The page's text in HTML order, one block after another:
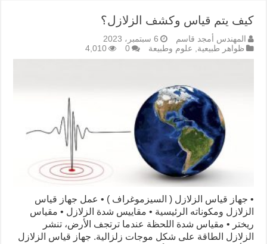
كيف يتم قياس وكشف الزلازل؟
المهندس أمجد قاسم
6 سبتمبر، 2023
ظواهر طبيعية
علوم وطبيعة 0
4,010
• جهاز قياس الزلازل ( السيزموغراف ) • عمل جهاز قياس
الزلازل ومكوناته الرئيسية • مقاييس شدة الزلازل • مقياس
ريختر • مقياس شدة اللحظة عندما ترتجف الأرض، تنشر
الزلازل الطاقة على شكل موجات زلزالية. جهاز قياس الزلازل